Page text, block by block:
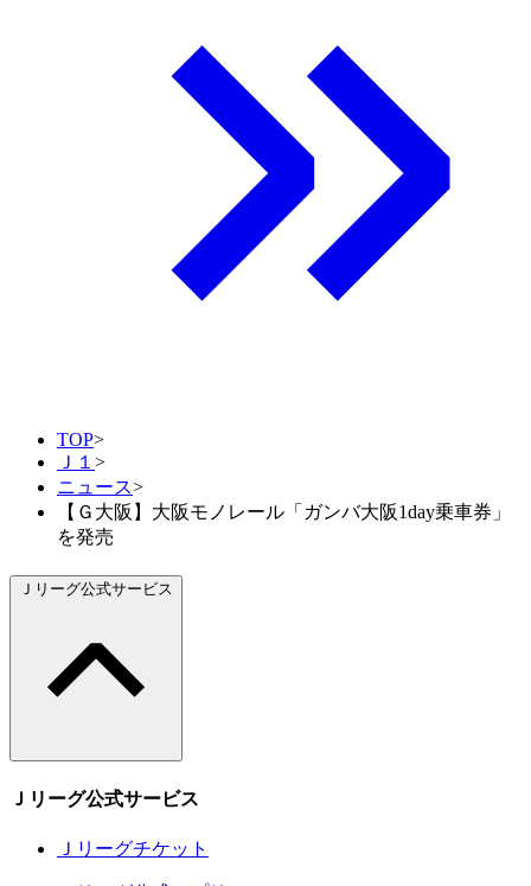
TOP>
Ｊ１ >
ニュース>
【Ｇ大阪】大阪モノレール「ガンバ大阪1day乗車券」
を発売
Ｊリーグ公式サービス
Ｊリーグ公式サービス
Ｊリーグチケット